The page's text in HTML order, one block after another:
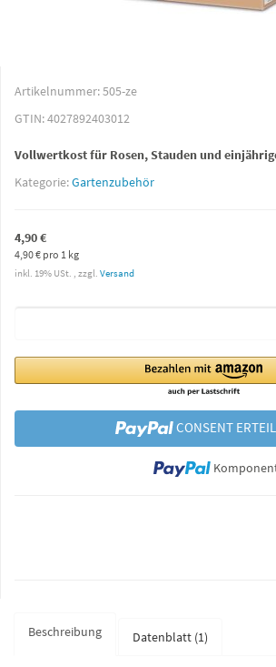
Artikelnummer:505-ze
GTIN:4027892403012
Vollwertkost für Rosen, Stauden und
Kategorie:Gartenzubehör
4,90 €
4,90 € pro 1 kg
inkl. 19% USt. , zzgl. Versand
CONSENT
Beschreibung Datenblatt (1)